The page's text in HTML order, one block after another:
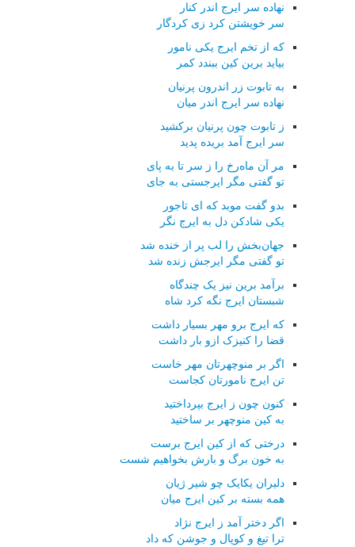
نهاده سر ایرج اندر کنار
سر خویشتن کرد زی کردگار
که از تخم ایرج یکی نامور
بیاید برین کین ببندد کمر
به تابوت زر اندرون پرنیان
نهاده سر ایرج اندر میان
ز تابوت چون پرنیان برکشید
سر ایرج آمد بریده پدید
مر آن ماه‌رخ را ز سر تا به پای
تو گفتی مگر ایرجستی به جای
بدو گفت موبد که ای تاجور
یکی شادکن دل به ایرج نگر
جهان‌بخش را لب پر از خنده شد
تو گفتی مگر ایرجش زنده شد
برآمد برین نیز یک چندگاه
شبستان ایرج نگه کرد شاه
که ایرج برو مهر بسیار داشت
قضا را کنیزک ازو بار داشت
اگر بر منوچهرتان مهر خاست
تن ایرج نامورتان کجاست
کنون چون ز ایرج بپرداختید
به کین منوچهر بر ساختید
درختی که از کین ایرج برست
به خون برگ و بارش بخواهیم شست
دلیران یکایک چو شیر ژیان
همه بسته بر کین ایرج میان
اگر دختر آمد ز ایرج نژاد
ترا تیغ و کوپال و جوشن که داد